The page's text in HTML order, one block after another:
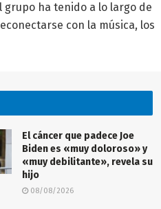
ha tenido a lo largo de
con la música, los
El cáncer que padece Joe
Biden es «muy doloroso» y
«muy debilitante», revela su
hijo
08/08/2026